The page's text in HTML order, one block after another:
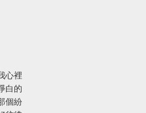
心裡
白的
個紛